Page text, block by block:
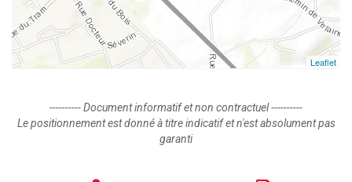
Leaflet
---------- Document informatif et non contractuel ----------
Le positionnement est donné à titre indicatif et n'est absolument pas
garanti